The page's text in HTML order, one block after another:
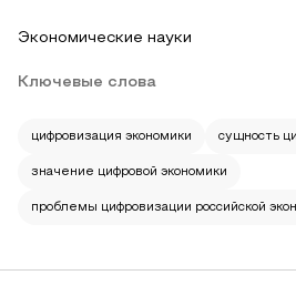
Экономические науки
Ключевые слова
цифровизация экономики сущность
значение цифровой экономики
проблемы цифровизации российской